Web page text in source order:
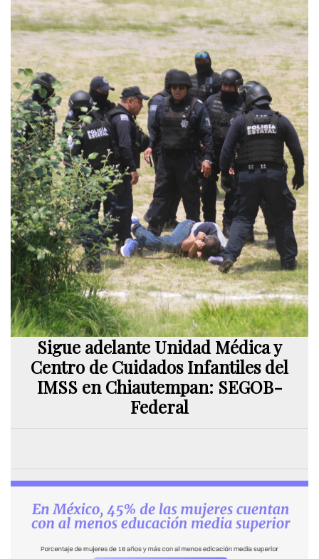
Sigue adelante Unidad Médica y
Centro de Cuidados Infantiles del
IMSS en Chiautempan: SEGOB-
Federal